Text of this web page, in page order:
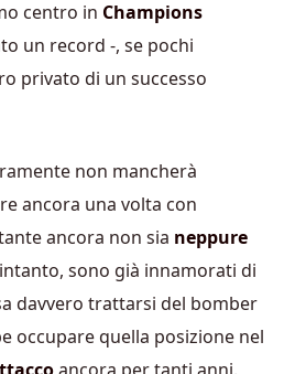
centro in Champions
un record -, se pochi
privato di un successo
non mancherà
ancora una volta con
ancora non sia neppure
sono già innamorati di
davvero trattarsi del bomber
occupare quella posizione nel